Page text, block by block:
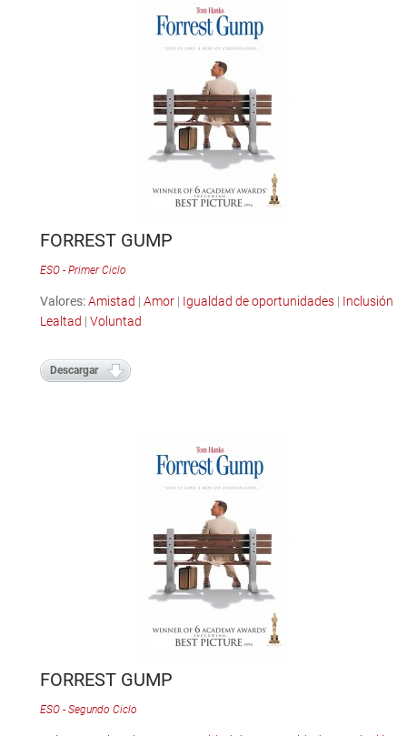
FORREST GUMP
ESO - Primer Ciclo
Valores:Amistad | Amor| Igualdad de oportunidades| Inclusión
Lealtad | Voluntad
Descargar
FORREST GUMP
ESO - Segundo Ciclo